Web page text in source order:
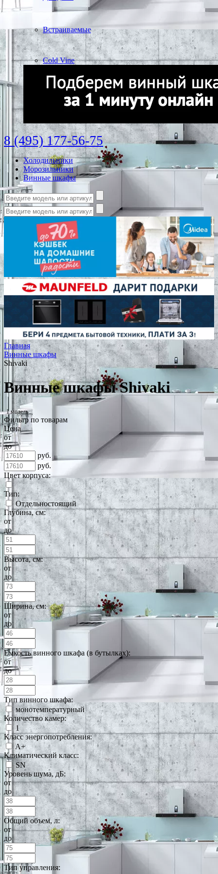
Встраиваемые
Cold Vine
8 (495) 177-56-75
Холодильники
Морозильники
Винные шкафы
Главная
Винные шкафы
Shivaki
Винные шкафы Shivaki
1 модель
Фильтр по товарам
Цена
от
до
руб.
руб.
Цвет корпуса:
Тип:
Отдельностоящий
Глубина, см:
от
до
Высота, см:
от
до
Ширина, см:
от
до
Емкость винного шкафа (в бутылках):
от
до
Тип винного шкафа:
монотемпературный
Количество камер:
1
Класс энергопотребления:
A+
Климатический класс:
SN
Уровень шума, дБ:
от
до
Общий объем, л:
от
до
Тип управления: